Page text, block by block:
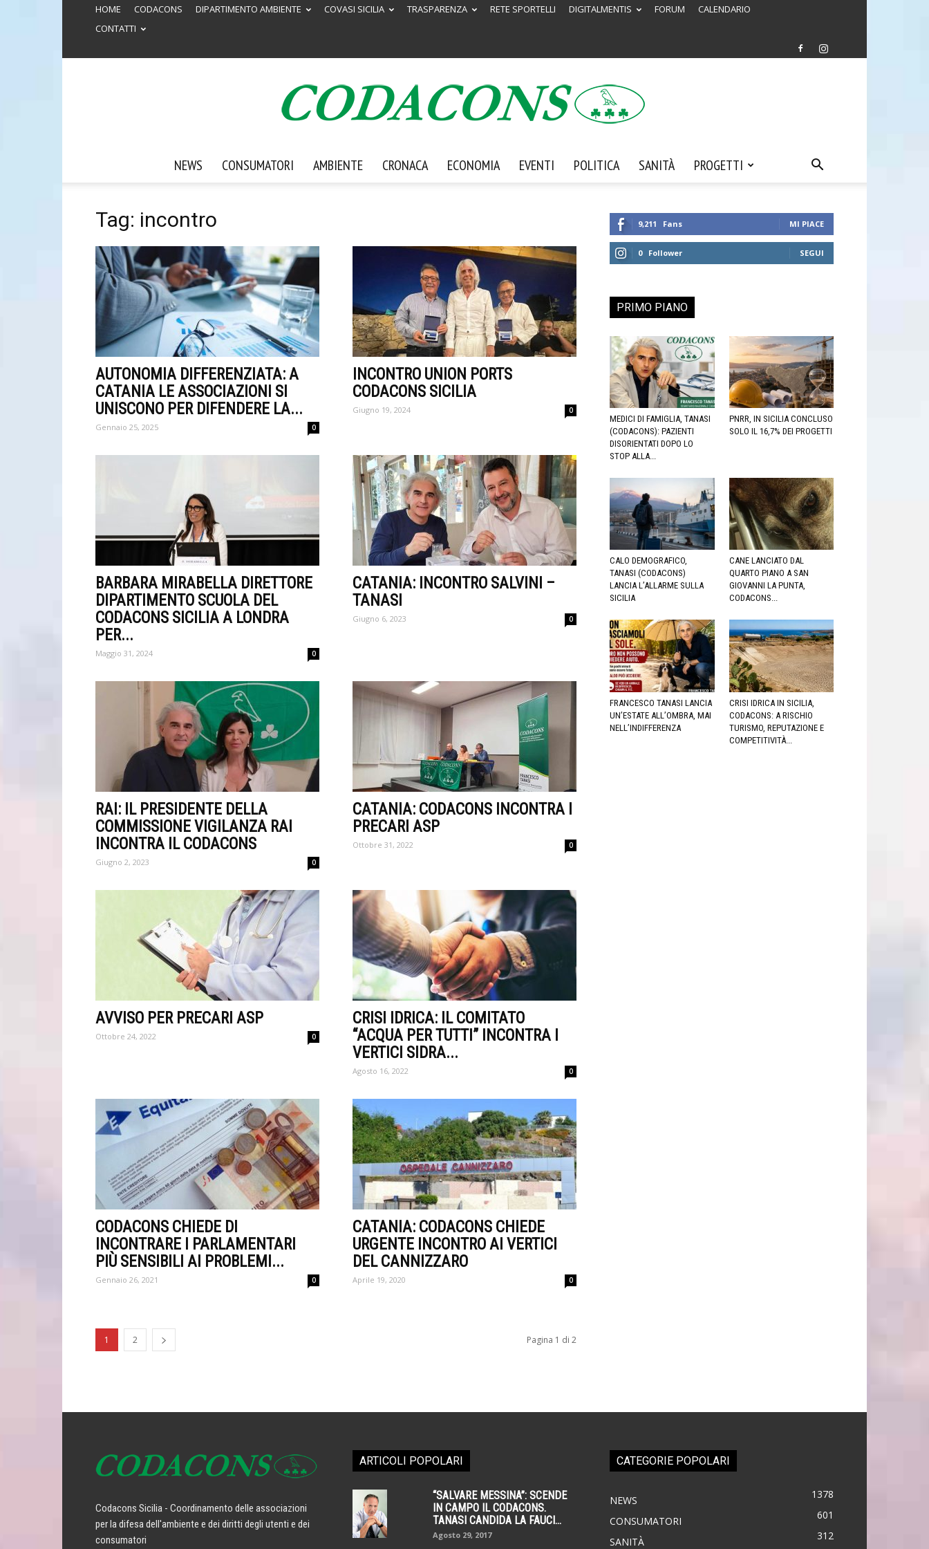
HOME CODACONS DIPARTIMENTO AMBIENTE COVASI SICILIA TRASPARENZA RETE SPORTELLI DIGITALMENTIS FORUM
CALENDARIO
CONTATTI
Codacons
Sicilia
NEWS CONSUMATORI AMBIENTE CRONACA ECONOMIA EVENTI POLITICA SANITÀ PROGETTI
Tag: incontro
AUTONOMIA DIFFERENZIATA: A
CATANIA LE ASSOCIAZIONI SI
UNISCONO PER DIFENDERE LA...
Gennaio 25, 2025 0
INCONTRO UNION PORTS
CODACONS SICILIA
Giugno 19, 2024 0
BARBARA MIRABELLA DIRETTORE
DIPARTIMENTO SCUOLA DEL
CODACONS SICILIA A LONDRA
PER...
Maggio 31, 2024 0
CATANIA: INCONTRO SALVINI –
TANASI
Giugno 6, 2023 0
RAI: IL PRESIDENTE DELLA
COMMISSIONE VIGILANZA RAI
INCONTRA IL CODACONS
Giugno 2, 2023 0
CATANIA: CODACONS INCONTRA I
PRECARI ASP
Ottobre 31, 2022 0
AVVISO PER PRECARI ASP
Ottobre 24, 2022 0
CRISI IDRICA: IL COMITATO
“ACQUA PER TUTTI” INCONTRA I
VERTICI SIDRA...
Agosto 16, 2022 0
CODACONS CHIEDE DI
INCONTRARE I PARLAMENTARI
PIÙ SENSIBILI AI PROBLEMI...
Gennaio 26, 2021 0
CATANIA: CODACONS CHIEDE
URGENTE INCONTRO AI VERTICI
DEL CANNIZZARO
Aprile 19, 2020 0
1 2 Pagina 1 di 2
9,211 Fans MI PIACE
0 Follower SEGUI
PRIMO PIANO
MEDICI DI FAMIGLIA, TANASI
(CODACONS): PAZIENTI
DISORIENTATI DOPO LO
STOP ALLA...
PNRR, IN SICILIA CONCLUSO
SOLO IL 16,7% DEI PROGETTI
CALO DEMOGRAFICO,
TANASI (CODACONS)
LANCIA L’ALLARME SULLA
SICILIA
CANE LANCIATO DAL
QUARTO PIANO A SAN
GIOVANNI LA PUNTA,
CODACONS...
FRANCESCO TANASI LANCIA
UN’ESTATE ALL’OMBRA, MAI
NELL’INDIFFERENZA
CRISI IDRICA IN SICILIA,
CODACONS: A RISCHIO
TURISMO, REPUTAZIONE E
COMPETITIVITÀ...
Codacons Sicilia - Coordinamento delle associazioni
per la difesa dell'ambiente e dei diritti degli utenti e dei
consumatori
ARTICOLI POPOLARI
“SALVARE MESSINA”: SCENDE
IN CAMPO IL CODACONS.
TANASI CANDIDA LA FAUCI...
Agosto 29, 2017
CATEGORIE POPOLARI
NEWS 1378
CONSUMATORI 601
SANITÀ 312